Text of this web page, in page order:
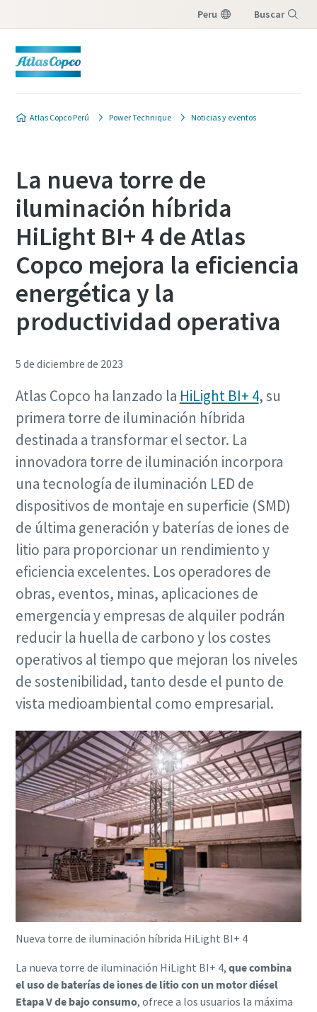
Peru Buscar
Atlas Copco Perú Power Technique Noticias y eventos
La nueva torre de
iluminación híbrida
HiLight BI+ 4 de Atlas
Copco mejora la eficiencia
energética y la
productividad operativa
5 de diciembre de 2023
Atlas Copco ha lanzado la HiLight BI+ 4, su
primera torre de iluminación híbrida
destinada a transformar el sector. La
innovadora torre de iluminación incorpora
una tecnología de iluminación LED de
dispositivos de montaje en superficie (SMD)
de última generación y baterías de iones de
litio para proporcionar un rendimiento y
eficiencia excelentes. Los operadores de
obras, eventos, minas, aplicaciones de
emergencia y empresas de alquiler podrán
reducir la huella de carbono y los costes
operativos al tiempo que mejoran los niveles
de sostenibilidad, tanto desde el punto de
vista medioambiental como empresarial.
Nueva torre de iluminación híbrida HiLight BI+ 4
La nueva torre de iluminación HiLight BI+ 4, que combina
el uso de baterías de iones de litio con un motor diésel
Etapa V de bajo consumo, ofrece a los usuarios la máxima